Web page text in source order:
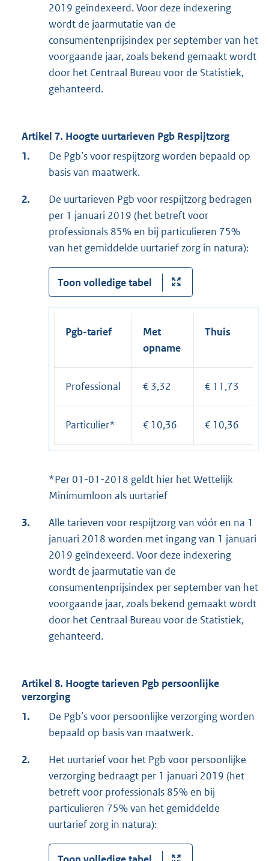
2019 geïndexeerd. Voor deze indexering
wordt de jaarmutatie van de
consumentenprijsindex per september van het
voorgaande jaar, zoals bekend gemaakt wordt
door het Centraal Bureau voor de Statistiek,
gehanteerd.
Artikel 7. Hoogte uurtarieven Pgb Respijtzorg
1.
De Pgb’s voor respijtzorg worden bepaald op
basis van maatwerk.
2.
De uurtarieven Pgb voor respijtzorg bedragen
per 1 januari 2019 (het betreft voor
professionals 85% en bij particulieren 75%
van het gemiddelde uurtarief zorg in natura):
Toon volledige tabel
Pgb-tarief
Met
opname
Thuis
Professional € 3,32 € 11,73
Particulier* € 10,36 € 10,36
*Per 01-01-2018 geldt hier het Wettelijk
Minimumloon als uurtarief
3.
Alle tarieven voor respijtzorg van vóór en na 1
januari 2018 worden met ingang van 1 januari
2019 geïndexeerd. Voor deze indexering
wordt de jaarmutatie van de
consumentenprijsindex per september van het
voorgaande jaar, zoals bekend gemaakt wordt
door het Centraal Bureau voor de Statistiek,
gehanteerd.
Artikel 8. Hoogte tarieven Pgb persoonlijke
verzorging
1.
De Pgb’s voor persoonlijke verzorging worden
bepaald op basis van maatwerk.
2.
Het uurtarief voor het Pgb voor persoonlijke
verzorging bedraagt per 1 januari 2019 (het
betreft voor professionals 85% en bij
particulieren 75% van het gemiddelde
uurtarief zorg in natura):